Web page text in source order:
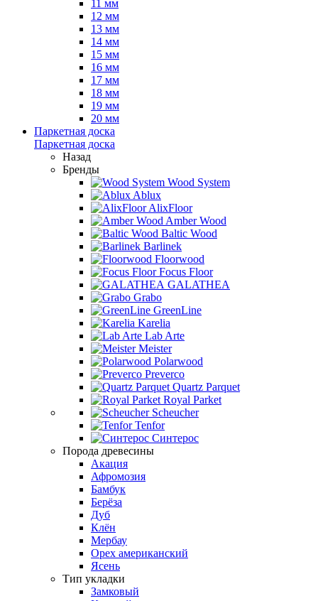
11 мм
12 мм
13 мм
14 мм
15 мм
16 мм
17 мм
18 мм
19 мм
20 мм
Паркетная доска
Паркетная доска
Назад
Бренды
Wood System
Ablux
AlixFloor
Amber Wood
Baltic Wood
Barlinek
Floorwood
Focus Floor
GALATHEA
Grabo
GreenLine
Karelia
Lab Arte
Meister
Polarwood
Preverco
Quartz Parquet
Royal Parket
Scheucher
Tenfor
Синтерос
Порода древесины
Акация
Афромозия
Бамбук
Берёза
Дуб
Клён
Мербау
Орех американский
Ясень
Тип укладки
Замковый